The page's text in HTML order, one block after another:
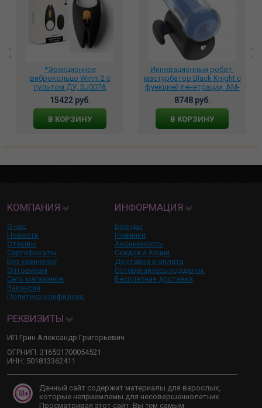
*Эрекционное
виброкольцо Winni 2 с
пультом ДУ, SJ007A
15422 руб.
В КОРЗИНУ
Инновационный робот-
мастурбатор Black Knight с
функцией пенетрации, AM-
V02001
8748 руб.
В КОРЗИНУ
КОМПАНИЯ
О нас
Новости
Отзывы
Сертификаты
Без сомнений!
Оптовикам
Сеть магазинов
Вакансии
Политика конфиденц.
ИНФОРМАЦИЯ
Бренды
Новинки
Анонимность
Скидки и Акции
Доставка и оплата
Остерегайтесь подделок
Бесплатная доставка
РЕКВИЗИТЫ
ИП Грин Александр Григорьевич
ОГРНИП: 316501700054521
ИНН: 501813362411
Данный сайт содержит материалы для взрослых,
которые неприемлемы для несовершеннолетних.
Просматривая этот сайт, Вы тем самым